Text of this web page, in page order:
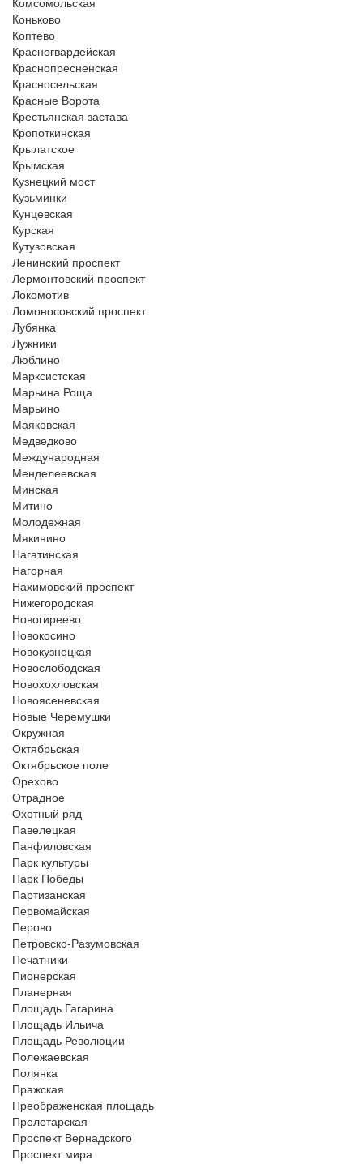
Коньково
Коптево
Красногвардейская
Краснопресненская
Красносельская
Красные Ворота
Крестьянская застава
Кропоткинская
Крылатское
Крымская
Кузнецкий мост
Кузьминки
Кунцевская
Курская
Кутузовская
Ленинский проспект
Лермонтовский проспект
Локомотив
Ломоносовский проспект
Лубянка
Лужники
Люблино
Марксистская
Марьина Роща
Марьино
Маяковская
Медведково
Международная
Менделеевская
Минская
Митино
Молодежная
Мякинино
Нагатинская
Нагорная
Нахимовский проспект
Нижегородская
Новогиреево
Новокосино
Новокузнецкая
Новослободская
Новохохловская
Новоясеневская
Новые Черемушки
Окружная
Октябрьская
Октябрьское поле
Орехово
Отрадное
Охотный ряд
Павелецкая
Панфиловская
Парк культуры
Парк Победы
Партизанская
Первомайская
Перово
Петровско-Разумовская
Печатники
Пионерская
Планерная
Площадь Гагарина
Площадь Ильича
Площадь Революции
Полежаевская
Полянка
Пражская
Преображенская площадь
Пролетарская
Проспект Вернадского
Проспект мира